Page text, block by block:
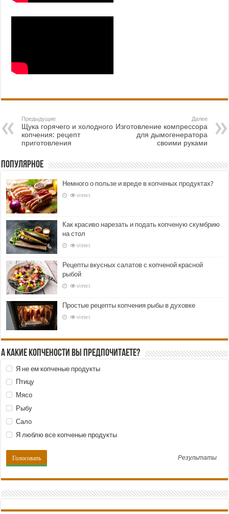
Предыдущие
Щука горячего и холодного
копчения: рецепт
приготовления
Далее
Изготовление компрессора
для дымогенератора
своими руками
Популярное
Немного о пользе и вреде в копченых продуктах?
views
Как красиво нарезать и подать копченую скумбрию
на стол
views
Рецепты вкусных салатов с копченой красной
рыбой
views
Простые рецепты копчения рыбы в духовке
views
А какие копчености Вы предпочитаете?
Я не ем копченые продукты
Птицу
Мясо
Рыбу
Сало
Я люблю все копченые продукты
Результаты